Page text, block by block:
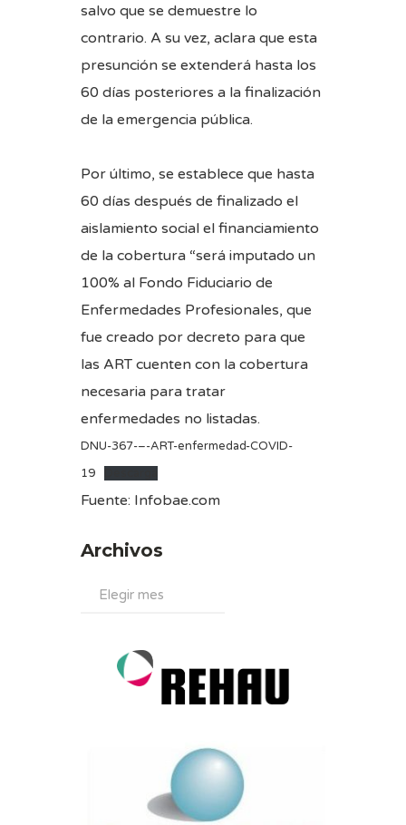
salvo que se demuestre lo
contrario. A su vez, aclara que esta
presunción se extenderá hasta los
60 días posteriores a la finalización
de la emergencia pública.
Por último, se establece que hasta
60 días después de finalizado el
aislamiento social el financiamiento
de la cobertura “será imputado un
100% al Fondo Fiduciario de
Enfermedades Profesionales, que
fue creado por decreto para que
las ART cuenten con la cobertura
necesaria para tratar
enfermedades no listadas.
DNU-367-–-ART-enfermedad-COVID-
19
Fuente: Infobae.com
Archivos
Archivos